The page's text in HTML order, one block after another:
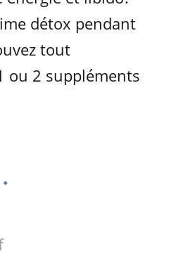
détox pendant
tout
ou 2 suppléments